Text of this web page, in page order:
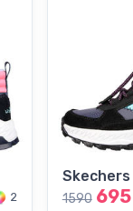
2
Skechers
1590 695